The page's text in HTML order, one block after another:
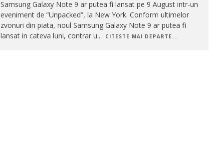
Samsung Galaxy Note 9 ar putea fi lansat pe 9 August intr-un
eveniment de ”Unpacked”, la New York. Conform ultimelor
zvonuri din piata, noul Samsung Galaxy Note 9 ar putea fi
lansat in cateva luni, contrar u... CITESTE MAI DEPARTE...